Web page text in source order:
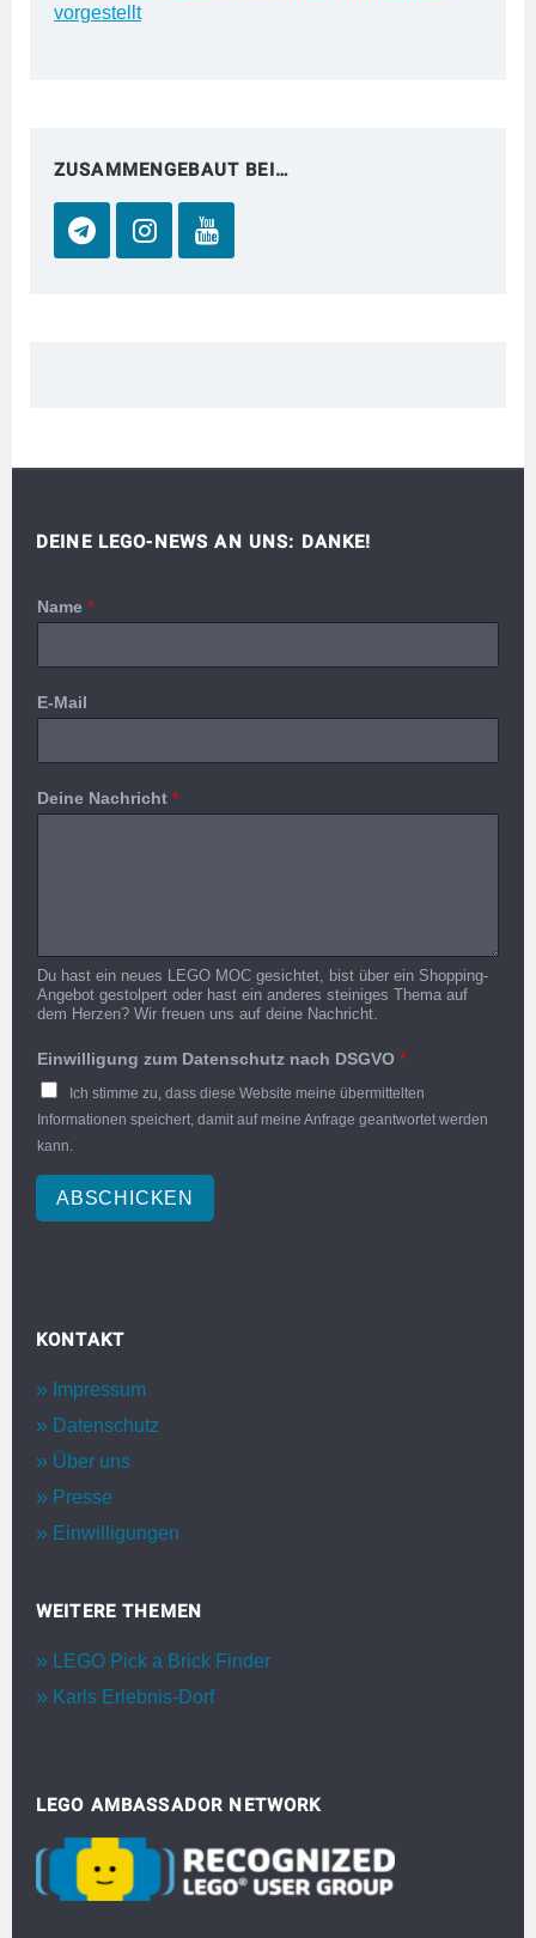
vorgestellt
ZUSAMMENGEBAUT BEI…
DEINE LEGO-NEWS AN UNS: DANKE!
Name *
E-Mail
Deine Nachricht *
Du hast ein neues LEGO MOC gesichtet, bist über ein Shopping-
Angebot gestolpert oder hast ein anderes steiniges Thema auf
dem Herzen? Wir freuen uns auf deine Nachricht.
Einwilligung zum Datenschutz nach DSGVO *
Ich stimme zu, dass diese Website meine übermittelten
Informationen speichert, damit auf meine Anfrage geantwortet werden
kann.
ABSCHICKEN
KONTAKT
Impressum
Datenschutz
Über uns
Presse
Einwilligungen
WEITERE THEMEN
LEGO Pick a Brick Finder
Karls Erlebnis-Dorf
LEGO AMBASSADOR NETWORK